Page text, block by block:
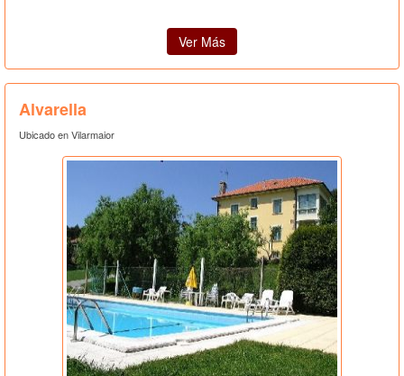
Ver Más
Alvarella
Ubicado en Vilarmaior